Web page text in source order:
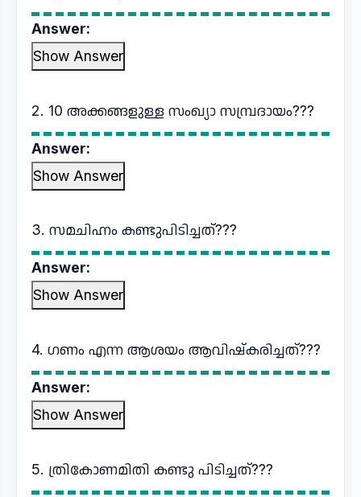
Answer:
Show Answer
2. 10 അക്കങ്ങളുള്ള സംഖ്യാ സമ്പ്രദായം???
Answer:
Show Answer
3. സമചിഹ്നം കണ്ടുപിടിച്ചത്???
Answer:
Show Answer
4. ഗണം എന്ന ആശയം ആവിഷ്കരിച്ചത്???
Answer:
Show Answer
5. ത്രികോണമിതി കണ്ടു പിടിച്ചത്???